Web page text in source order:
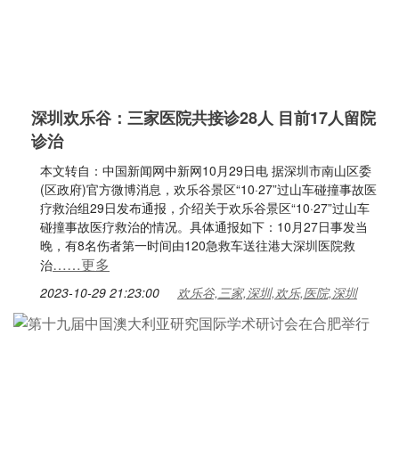
深圳欢乐谷：三家医院共接诊28人 目前17人留院
诊治
本文转自：中国新闻网中新网10月29日电 据深圳市南山区委
(区政府)官方微博消息，欢乐谷景区“10·27”过山车碰撞事故医
疗救治组29日发布通报，介绍关于欢乐谷景区“10·27”过山车
碰撞事故医疗救治的情况。具体通报如下：10月27日事发当
晚，有8名伤者第一时间由120急救车送往港大深圳医院救
治……更多
2023-10-29 21:23:00 欢乐谷,三家,深圳,欢乐,医院,深圳